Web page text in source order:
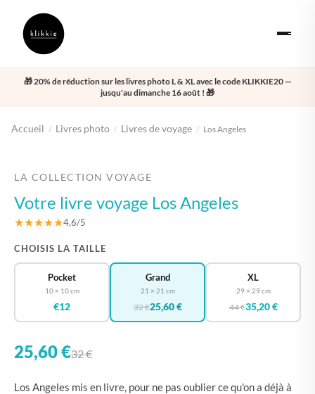
🎁 20% de réduction sur les livres photo L & XL avec le code KLIKKIE20 —
jusqu'au dimanche 16 août ! 🎁
Accueil / Livres photo / Livres de voyage / Los Angeles
LA COLLECTION VOYAGE
Votre livre voyage Los Angeles
★★★★★4,6/5
CHOISIS LA TAILLE
Pocket
10 × 10 cm
€12
Grand
21 × 21 cm
32 €25,60 €
XL
29 × 29 cm
44 €35,20 €
25,60 €32 €
Los Angeles mis en livre, pour ne pas oublier ce qu'on a déjà à